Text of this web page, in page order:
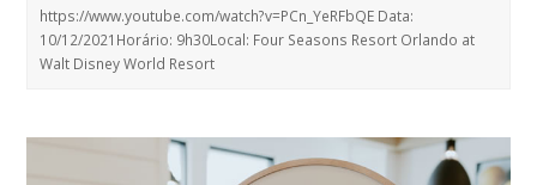
https://www.youtube.com/watch?v=PCn_YeRFbQE Data:
10/12/2021Horário: 9h30Local: Four Seasons Resort Orlando at
Walt Disney World Resort